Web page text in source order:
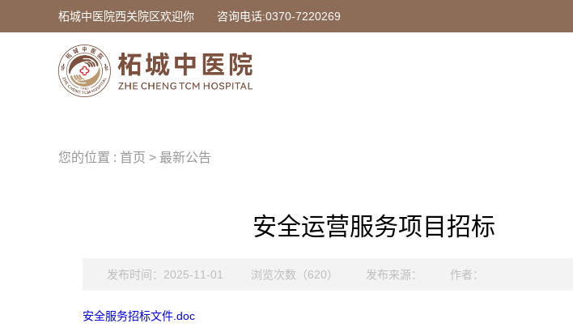
柘城中医院西关院区欢迎你 咨询电话:0370-7220269
您的位置 : 首页 > 最新公告
安全运营服务项目招标
发布时间：2025-11-01 浏览次数（620） 发布来源： 作者：
安全服务招标文件.doc